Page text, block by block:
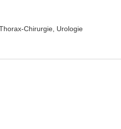
Chirurgie, Urologie